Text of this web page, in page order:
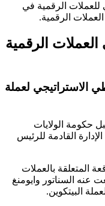
للعملات الرقمية في
الرقمية.
الرقمية
الاستراتيجي لعملة
حكومة الولايات
القادمة للرئيس
المتعلقة بالعملات
عنه السناتور وايومنغ
البيتكوين.